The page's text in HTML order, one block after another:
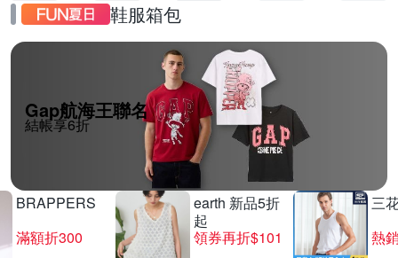
鞋服箱包
Gap航海王聯名
結帳享6折
BRAPPERS
滿額折300
earth 新品5折
起
領券再折$101
三
熱